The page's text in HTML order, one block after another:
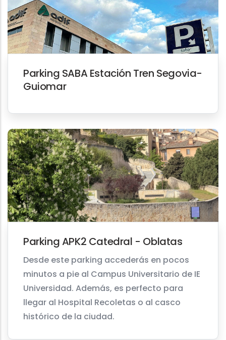
Parking SABA Estación Tren Segovia-
Guiomar
Parking APK2 Catedral - Oblatas
Desde este parking accederás en pocos
minutos a pie al Campus Universitario de IE
Universidad. Además, es perfecto para
llegar al Hospital Recoletas o al casco
histórico de la ciudad.